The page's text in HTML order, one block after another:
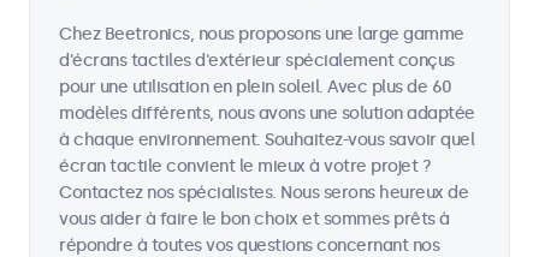
Chez Beetronics, nous proposons une large gamme
d'écrans tactiles d'extérieur spécialement conçus
pour une utilisation en plein soleil. Avec plus de 60
modèles différents, nous avons une solution adaptée
à chaque environnement. Souhaitez-vous savoir quel
écran tactile convient le mieux à votre projet ?
Contactez nos spécialistes. Nous serons heureux de
vous aider à faire le bon choix et sommes prêts à
répondre à toutes vos questions concernant nos